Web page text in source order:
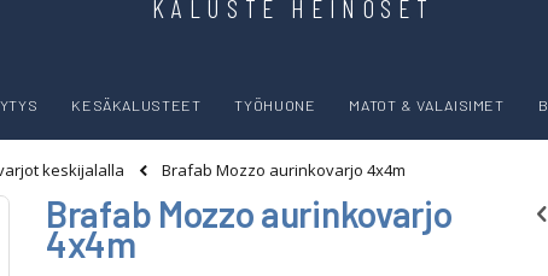
KALUSTE HEINOSET
KESÄKALUSTEET TYÖHUONE MATOT & VALAISIMET
keskijalalla
Brafab Mozzo aurinkovarjo 4x4m
Brafab Mozzo aurinkovarjo
4x4m